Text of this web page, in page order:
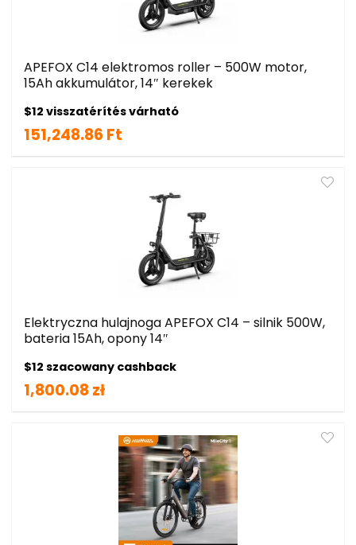
APEFOX C14 elektromos roller – 500W motor,
15Ah akkumulátor, 14″ kerekek
$12 visszatérítés várható
151,248.86 Ft
Elektryczna hulajnoga APEFOX C14 – silnik 500W,
bateria 15Ah, opony 14″
$12 szacowany cashback
1,800.08 zł